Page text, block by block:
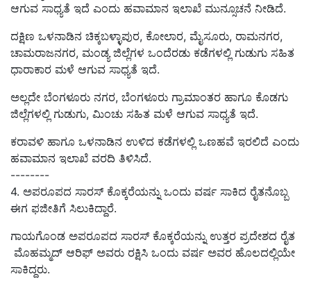
ಆಗುವ ಸಾಧ್ಯತೆ ಇದೆ ಎಂದು ಹವಾಮಾನ ಇಲಾಖೆ ಮುನ್ಸೂಚನೆ ನೀಡಿದೆ.
ದಕ್ಷಿಣ ಒಳನಾಡಿನ ಚಿಕ್ಕಬಳ್ಳಾಪುರ, ಕೋಲಾರ, ಮೈಸೂರು, ರಾಮನಗರ,
ಚಾಮರಾಜನಗರ, ಮಂಡ್ಯ ಜಿಲ್ಲೆಗಳ ಒಂದೆರಡು ಕಡೆಗಳಲ್ಲಿ ಗುಡುಗು ಸಹಿತ
ಧಾರಾಕಾರ ಮಳೆ ಆಗುವ ಸಾಧ್ಯತೆ ಇದೆ.
ಅಲ್ಲದೇ ಬೆಂಗಳೂರು ನಗರ, ಬೆಂಗಳೂರು ಗ್ರಾಮಾಂತರ ಹಾಗೂ ಕೊಡಗು
ಜಿಲ್ಲೆಗಳಲ್ಲಿ ಗುಡುಗು, ಮಿಂಚು ಸಹಿತ ಮಳೆ ಆಗುವ ಸಾಧ್ಯತೆ ಇದೆ.
ಕರಾವಳಿ ಹಾಗೂ ಒಳನಾಡಿನ ಉಳಿದ ಕಡೆಗಳಲ್ಲಿ ಒಣಹವೆ ಇರಲಿದೆ ಎಂದು
ಹವಾಮಾನ ಇಲಾಖೆ ವರದಿ ತಿಳಿಸಿದೆ.
--------
4. ಅಪರೂಪದ ಸಾರಸ್‌ ಕೊಕ್ಕರೆಯನ್ನು ಒಂದು ವರ್ಷ ಸಾಕಿದ ರೈತನೊಬ್ಬ
ಈಗ ಫಜೀತಿಗೆ ಸಿಲುಕಿದ್ದಾರೆ.
ಗಾಯಗೊಂಡ ಅಪರೂಪದ ಸಾರಸ್ ಕೊಕ್ಕರೆಯನ್ನು ಉತ್ತರ ಪ್ರದೇಶದ ರೈತ
ಮೊಹಮ್ಮದ್ ಆರಿಫ್ ಅವರು ರಕ್ಷಿಸಿ ಒಂದು ವರ್ಷ ಅವರ ಹೊಲದಲ್ಲಿಯೇ
ಸಾಕಿದ್ದರು.